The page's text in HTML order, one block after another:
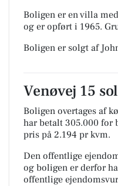
Boligen er en villa
og er opført i 1965.
Boligen er solgt af
Venøvej 15
Boligen overtages af
har betalt 305.000 for
pris på 2.194 pr kvm.
Den offentlige
og boligen er derfor
offentlige